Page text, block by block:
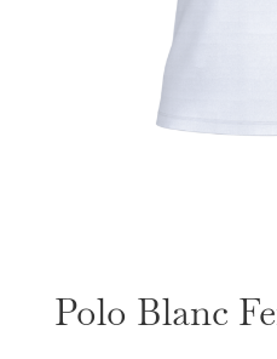
Polo Blanc